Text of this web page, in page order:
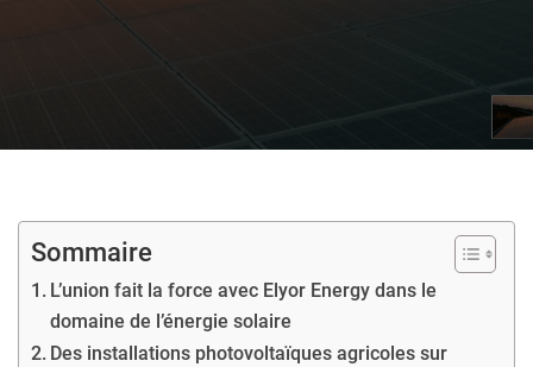
Sommaire
L’union fait la force avec Elyor Energy dans le
domaine de l’énergie solaire
Des installations photovoltaïques agricoles sur